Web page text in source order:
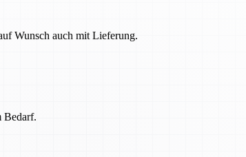
Wunsch auch mit Lieferung.
Bedarf.